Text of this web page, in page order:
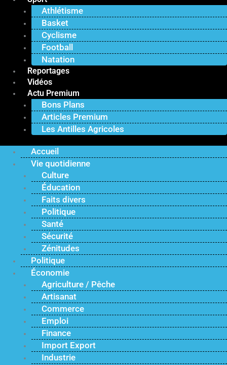
Athlétisme
Basket
Cyclisme
Football
Natation
Reportages
Vidéos
Actu Premium
Bons Plans
Articles Premium
Les Antilles Agricoles
Accueil
Vie quotidienne
Culture
Éducation
Faits divers
Politique
Santé
Sécurité
Zénitudes
Politique
Économie
Agriculture / Pêche
Artisanat
Commerce
Emploi
Finance
Import Export
Industrie